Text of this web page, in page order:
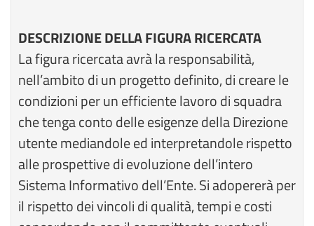
DESCRIZIONE DELLA FIGURA RICERCATA
La figura ricercata avrà la responsabilità,
nell’ambito di un progetto definito, di creare le
condizioni per un efficiente lavoro di squadra
che tenga conto delle esigenze della Direzione
utente mediandole ed interpretandole rispetto
alle prospettive di evoluzione dell’intero
Sistema Informativo dell’Ente. Si adopererà per
il rispetto dei vincoli di qualità, tempi e costi